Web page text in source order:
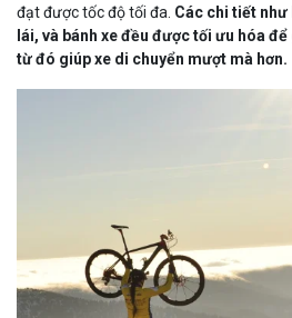
đạt được tốc độ tối đa. Các chi tiết
lái, và bánh xe đều được tối ưu hóa
từ đó giúp xe di chuyển mượt mà hơn.